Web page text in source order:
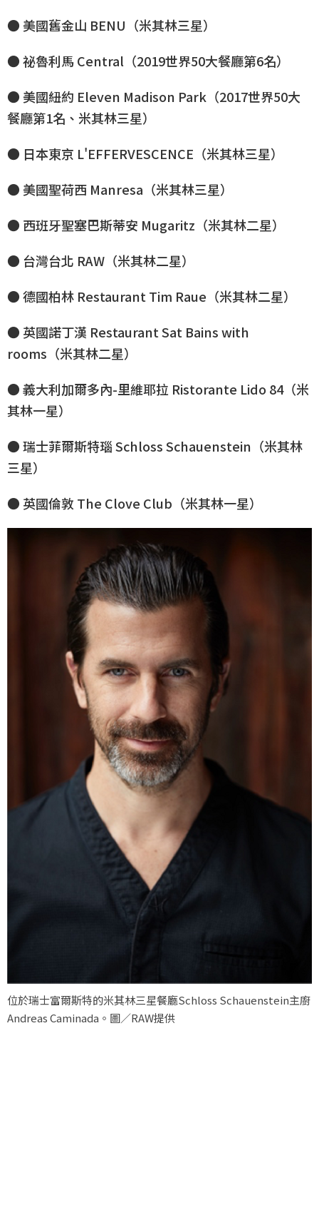
● 美國舊金山 BENU（米其林三星）
● 祕魯利馬 Central（2019世界50大餐廳第6名）
● 美國紐約 Eleven Madison Park（2017世界50大
餐廳第1名、米其林三星）
● 日本東京 L'EFFERVESCENCE（米其林三星）
● 美國聖荷西 Manresa（米其林三星）
● 西班牙聖塞巴斯蒂安 Mugaritz（米其林二星）
● 台灣台北 RAW（米其林二星）
● 德國柏林 Restaurant Tim Raue（米其林二星）
● 英國諾丁漢 Restaurant Sat Bains with
rooms（米其林二星）
● 義大利加爾多內-里維耶拉 Ristorante Lido 84（米
其林一星）
● 瑞士菲爾斯特瑙 Schloss Schauenstein（米其林
三星）
● 英國倫敦 The Clove Club（米其林一星）
位於瑞士富爾斯特的米其林三星餐廳Schloss Schauenstein主廚
Andreas Caminada。圖／RAW提供